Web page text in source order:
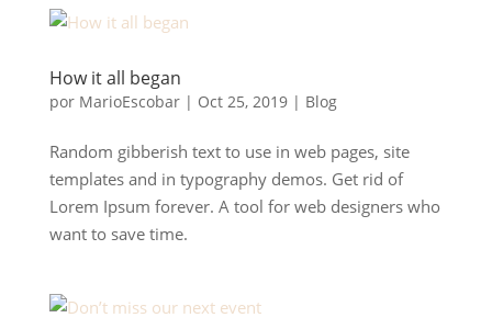
How it all began
por MarioEscobar| Oct 25, 2019| Blog
Random gibberish text to use in web pages, site
templates and in typography demos. Get rid of
Lorem Ipsum forever. A tool for web designers who
want to save time.